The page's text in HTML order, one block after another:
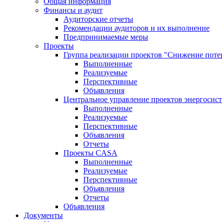
Финансы и аудит
Аудиторские отчеты
Рекомендации аудиторов и их выполнение
Предпринимаемые меры
Проекты
Группа реализации проектов "Снижение
Выполненные
Реализуемые
Перспективные
Объявления
Центральное управление проектов
Выполненные
Реализуемые
Перспективные
Объявления
Отчеты
Проекты CASA
Выполненные
Реализуемые
Перспективные
Объявления
Отчеты
Объявления
Документы